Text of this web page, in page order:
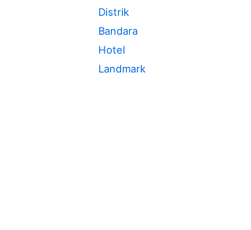
Distrik
Bandara
Hotel
Landmark